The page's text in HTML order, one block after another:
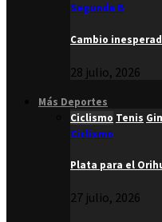
Segunda B
Cambio
28 julio, 2026
Más Deportes
Ciclismo Tenis
Ciclismo
Plata para el
27 julio, 2026